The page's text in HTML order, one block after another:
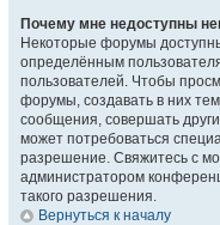
Почему мне недоступны
Некоторые форумы
определённым
пользователей. Чтобы
форумы, создавать в них
сообщения, совершать
может потребоваться
разрешение. Свяжитесь с
администратором
такого разрешения.
Вернуться к началу